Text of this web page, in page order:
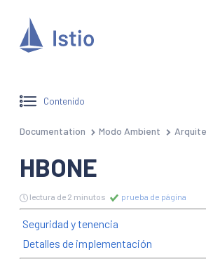
Contenido
Documentation Modo Ambient
HBONE
lectura de 2 minutos prueba de página
Seguridad y tenencia
Detalles de implementación